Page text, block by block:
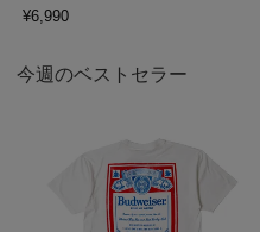
¥6,990
今週のベストセラー